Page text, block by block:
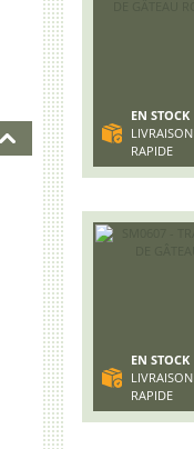
EN STOCK
LIVRAISON
RAPIDE
EN STOCK
LIVRAISON
RAPIDE